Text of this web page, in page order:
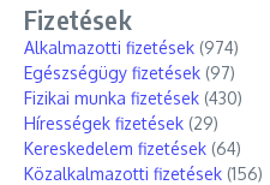
Fizetések
Alkalmazotti fizetések (974)
Egészségügy fizetések (97)
Fizikai munka fizetések (430)
Hírességek fizetések (29)
Kereskedelem fizetések (64)
Közalkalmazotti fizetések (156)